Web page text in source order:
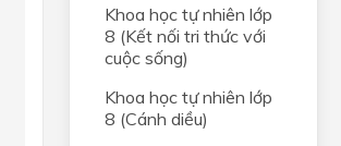
Khoa học tự nhiên lớp
8 (Kết nối tri thức với
cuộc sống)
Khoa học tự nhiên lớp
8 (Cánh diều)